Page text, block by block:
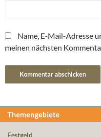
Name, E-Mail-Adresse
meinen nächsten
Themengebiete
Festgeld